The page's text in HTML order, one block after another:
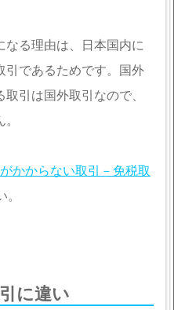
なる理由は、日本国内に
引であるためです。国外
引は国外取引なので、
かからない取引－免税取
。
に違い